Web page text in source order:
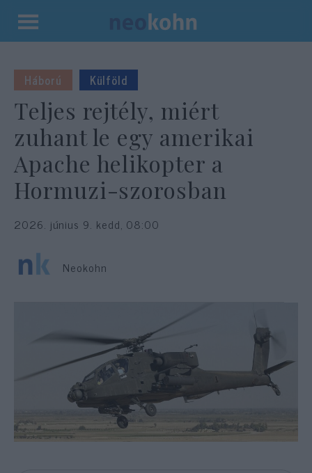
Kilépés
tartalomba
Háború Külföld
Teljes rejtély, miért
zuhant le egy amerikai
Apache helikopter a
Hormuzi-szorosban
2026. június 9. kedd, 08:00
Neokohn